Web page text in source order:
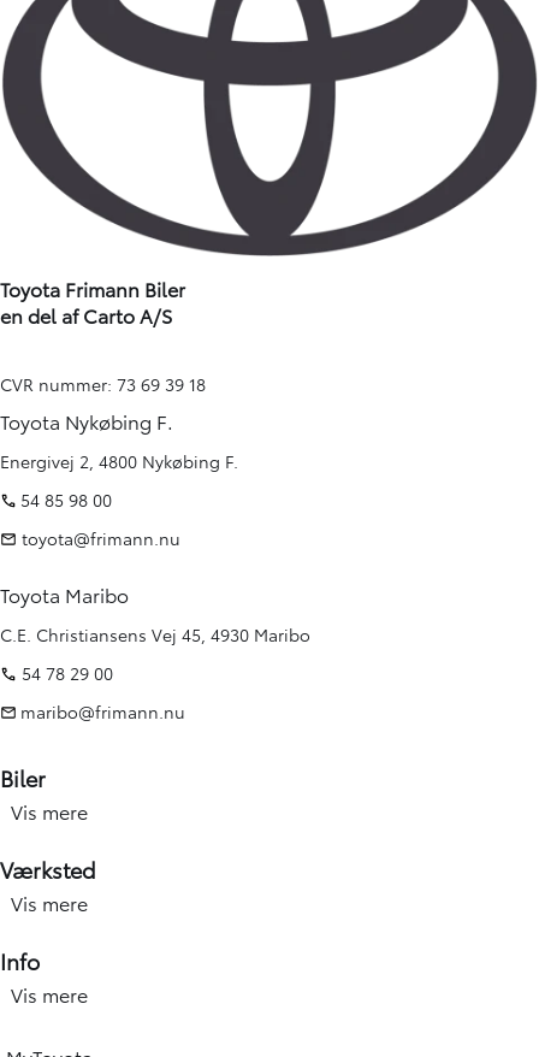
Toyota Frimann Biler
en del af Carto A/S
CVR nummer: 73 69 39 18
Toyota Nykøbing F.
Energivej 2, 4800 Nykøbing F.
54 85 98 00
toyota@frimann.nu
Toyota Maribo
C.E. Christiansens Vej 45, 4930 Maribo
54 78 29 00
maribo@frimann.nu
Biler
Nye biler
Brugte biler
Kampagner
Erhverv
Book prøvetur
Beregn salgspris på din bil
Vis mere
Værksted
Værksted forside
Service
Hjulskift & dæk
Vis mere
Info
Åbningstid
Vis mere